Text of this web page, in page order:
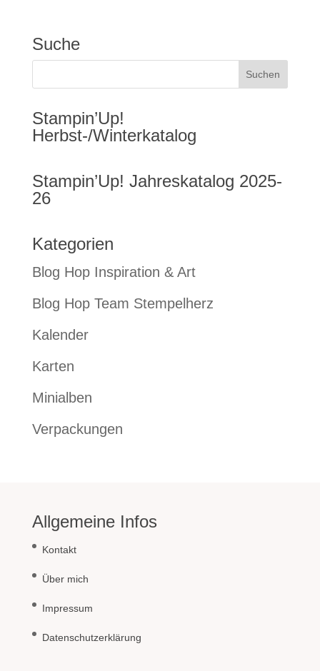
Suche
Stampin’Up!
Herbst-/Winterkatalog
Stampin’Up! Jahreskatalog 2025-
26
Kategorien
Blog Hop Inspiration & Art
Blog Hop Team Stempelherz
Kalender
Karten
Minialben
Verpackungen
Allgemeine Infos
Kontakt
Über mich
Impressum
Datenschutzerklärung